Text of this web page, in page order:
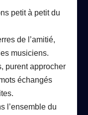
petit à petit du
de l’amitié,
musiciens.
purent approcher
échangés
l’ensemble du